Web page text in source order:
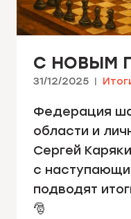
С НОВЫМ
31/12/2025
Федерация
области и
Сергей
с
подводят
🎅